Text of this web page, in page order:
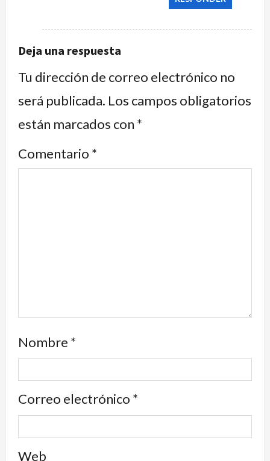
Deja una respuesta
Tu dirección de correo electrónico no
será publicada. Los campos obligatorios
están marcados con *
Comentario *
Nombre *
Correo electrónico *
Web